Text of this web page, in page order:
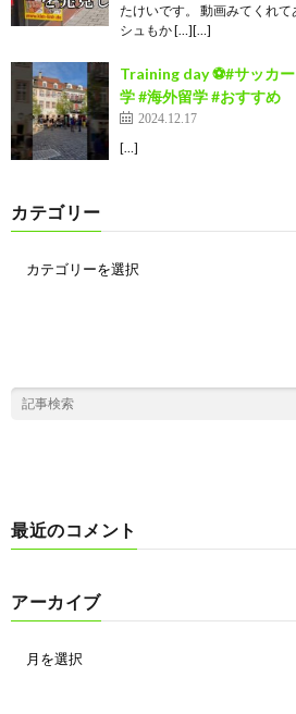
たけいです。 動画みてくれ
シュもか […][…]
Training day ⚽️#サッカ
学 #海外留学 #おすすめ
2024.12.17
[…]
カテゴリー
最近のコメント
アーカイブ